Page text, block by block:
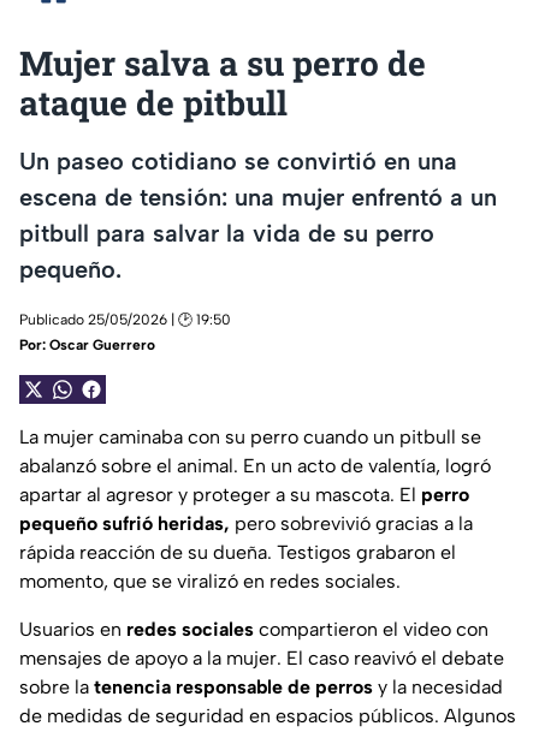
Mujer salva a su perro de
ataque de pitbull
Un paseo cotidiano se convirtió en una
escena de tensión: una mujer enfrentó a un
pitbull para salvar la vida de su perro
pequeño.
Publicado 25/05/2026 | 🕑 19:50
Por: Oscar Guerrero
La mujer caminaba con su perro cuando un pitbull se
abalanzó sobre el animal. En un acto de valentía, logró
apartar al agresor y proteger a su mascota. El perro
pequeño sufrió heridas, pero sobrevivió gracias a la
rápida reacción de su dueña. Testigos grabaron el
momento, que se viralizó en redes sociales.
Usuarios en redes sociales compartieron el video con
mensajes de apoyo a la mujer. El caso reavivó el debate
sobre la tenencia responsable de perros y la necesidad
de medidas de seguridad en espacios públicos. Algunos